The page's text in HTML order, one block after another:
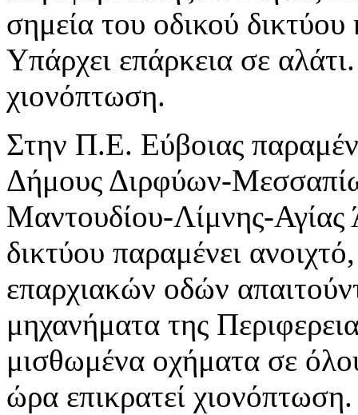
σημεία του οδικού δικτύου
Υπάρχει επάρκεια σε
χιονόπτωση.
Στην Π.Ε. Εύβοιας
Δήμους Διρφύων-
Μαντουδίου-Λίμνης-
δικτύου παραμένει
επαρχιακών οδών
μηχανήματα της
μισθωμένα οχήματα σε
ώρα επικρατεί χιονόπτωση.